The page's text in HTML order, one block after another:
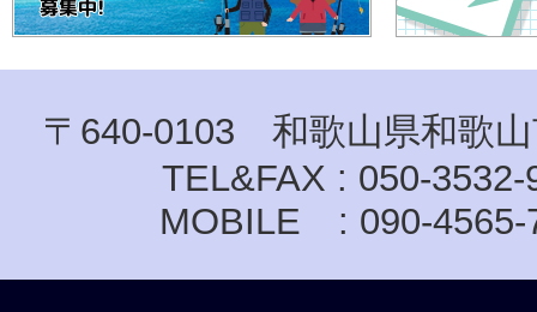
〒640-0103 和歌山県和歌山
TEL&FAX : 050-3532-
MOBILE : 090-4565-